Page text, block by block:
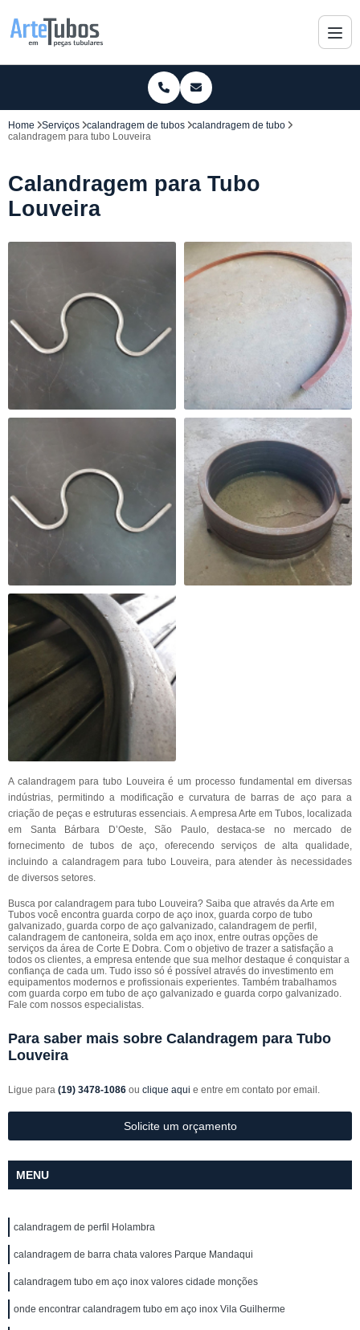
Home Serviços calandragem de tubos
calandragem de tubo
calandragem para tubo Louveira
Calandragem para Tubo
Louveira
A calandragem para tubo Louveira é um processo fundamental em diversas
indústrias, permitindo a modificação e curvatura de barras de aço para a
criação de peças e estruturas essenciais. A empresa Arte em Tubos, localizada
em Santa Bárbara D’Oeste, São Paulo, destaca-se no mercado de
fornecimento de tubos de aço, oferecendo serviços de alta qualidade,
incluindo a calandragem para tubo Louveira, para atender às necessidades
de diversos setores.
Busca por calandragem para tubo Louveira? Saiba que através da Arte em
Tubos você encontra guarda corpo de aço inox, guarda corpo de tubo
galvanizado, guarda corpo de aço galvanizado, calandragem de perfil,
calandragem de cantoneira, solda em aço inox, entre outras opções de
serviços da área de Corte E Dobra. Com o objetivo de trazer a satisfação a
todos os clientes, a empresa entende que sua melhor destaque é conquistar a
confiança de cada um. Tudo isso só é possível através do investimento em
equipamentos modernos e profissionais experientes. Também trabalhamos
com guarda corpo em tubo de aço galvanizado e guarda corpo galvanizado.
Fale com nossos especialistas.
Para saber mais sobre Calandragem para Tubo
Louveira
Ligue para (19) 3478-1086 ou clique aqui e entre em contato por email.
Solicite um orçamento
MENU
calandragem de perfil Holambra
calandragem de barra chata valores Parque Mandaqui
calandragem tubo em aço inox valores cidade monções
onde encontrar calandragem tubo em aço inox Vila Guilherme